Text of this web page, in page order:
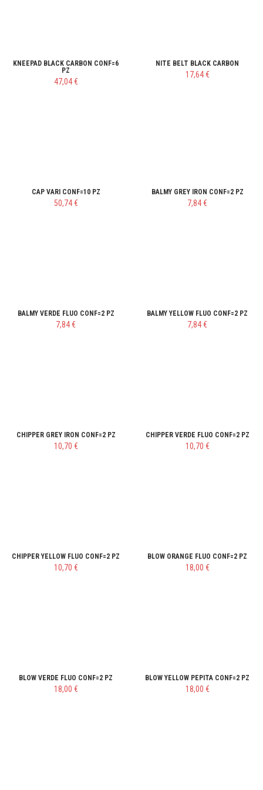
KNEEPAD BLACK CARBON CONF=6
PZ
47,04 €
NITE BELT BLACK CARBON
17,64 €
CAP VARI CONF=10 PZ
50,74 €
BALMY GREY IRON CONF=2 PZ
7,84 €
BALMY VERDE FLUO CONF=2 PZ
7,84 €
BALMY YELLOW FLUO CONF=2 PZ
7,84 €
CHIPPER GREY IRON CONF=2 PZ
10,70 €
CHIPPER VERDE FLUO CONF=2 PZ
10,70 €
CHIPPER YELLOW FLUO CONF=2 PZ
10,70 €
BLOW ORANGE FLUO CONF=2 PZ
18,00 €
BLOW VERDE FLUO CONF=2 PZ
18,00 €
BLOW YELLOW PEPITA CONF=2 PZ
18,00 €